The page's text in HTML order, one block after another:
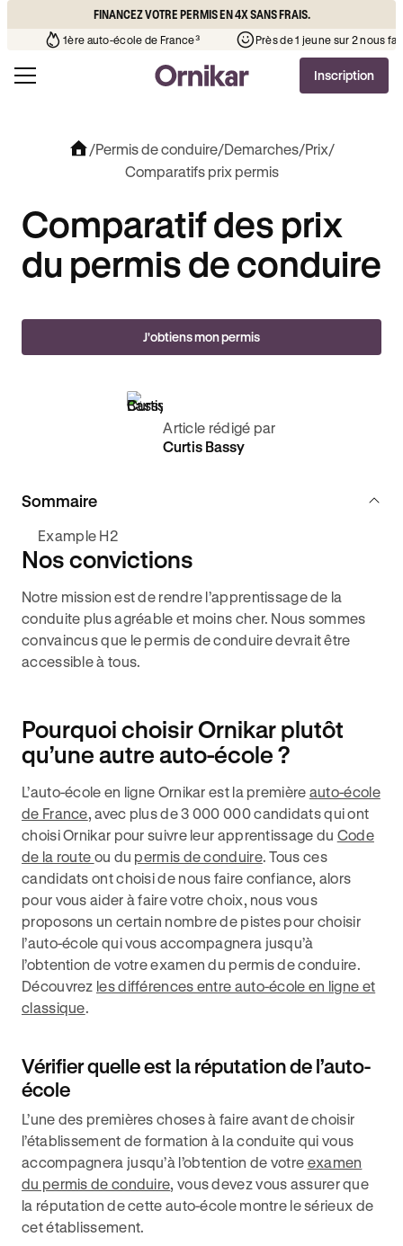
FINANCEZ VOTRE PERMIS EN 4X SANS FRAIS.
l’auto-école de votre quartier¹ 1ère auto-école de France³
Inscription
/Permis de conduire/Demarches/Prix/
Comparatifs prix permis
Comparatif des prix
du permis de conduire
J'obtiens mon permis
Article rédigé par
Curtis Bassy
Sommaire
Example H2
Nos convictions
Notre mission est de rendre l’apprentissage de la
conduite plus agréable et moins cher. Nous sommes
convaincus que le permis de conduire devrait être
accessible à tous.
Pourquoi choisir Ornikar plutôt
qu’une autre auto-école ?
L’auto-école en ligne Ornikar est la première auto-école
de France, avec plus de 3 000 000 candidats qui ont
choisi Ornikar pour suivre leur apprentissage du Code
de la route ou du permis de conduire. Tous ces
candidats ont choisi de nous faire confiance, alors
pour vous aider à faire votre choix, nous vous
proposons un certain nombre de pistes pour choisir
l’auto-école qui vous accompagnera jusqu’à
l’obtention de votre examen du permis de conduire.
Découvrez les différences entre auto-école en ligne et
classique.
Vérifier quelle est la réputation de l’auto-
école
L’une des premières choses à faire avant de choisir
l’établissement de formation à la conduite qui vous
accompagnera jusqu’à l’obtention de votre examen
du permis de conduire, vous devez vous assurer que
la réputation de cette auto-école montre le sérieux de
cet établissement.